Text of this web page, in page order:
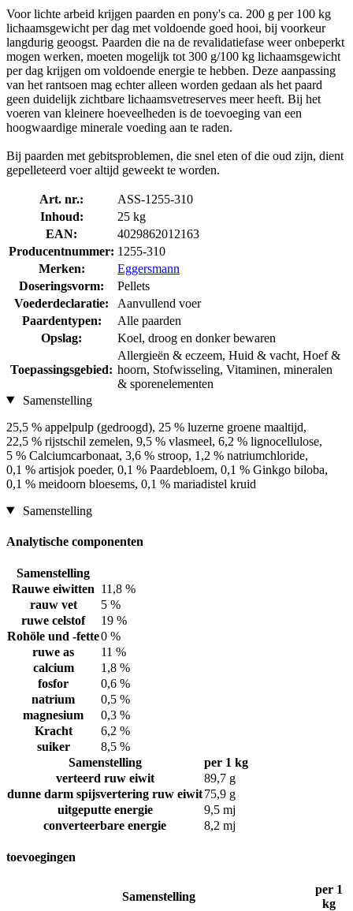
Voor lichte arbeid krijgen paarden en pony's ca. 200 g per 100 kg
lichaamsgewicht per dag met voldoende goed hooi, bij voorkeur
langdurig geoogst. Paarden die na de revalidatiefase weer onbeperkt
mogen werken, moeten mogelijk tot 300 g/100 kg lichaamsgewicht
per dag krijgen om voldoende energie te hebben. Deze aanpassing
van het rantsoen mag echter alleen worden gedaan als het paard
geen duidelijk zichtbare lichaamsvetreserves meer heeft. Bij het
voeren van kleinere hoeveelheden is de toevoeging van een
hoogwaardige minerale voeding aan te raden.
Bij paarden met gebitsproblemen, die snel eten of die oud zijn, dient
gepelleteerd voer altijd geweekt te worden.
Art. nr.:
ASS-1255-310
Inhoud:
25 kg
EAN:
4029862012163
Producentnummer: 1255-310
Merken:
Eggersmann
Doseringsvorm:
Pellets
Voederdeclaratie:
Aanvullend voer
Paardentypen:
Alle paarden
Opslag:
Koel, droog en donker bewaren
Toepassingsgebied:
Allergieën & eczeem, Huid & vacht, Hoef &
hoorn, Stofwisseling, Vitaminen, mineralen
& sporenelementen
Samenstelling
25,5 % appelpulp (gedroogd), 25 % luzerne groene maaltijd,
22,5 % rijstschil zemelen, 9,5 % vlasmeel, 6,2 % lignocellulose,
5 % Calciumcarbonaat, 3,6 % stroop, 1,2 % natriumchloride,
0,1 % artisjok poeder, 0,1 % Paardebloem, 0,1 % Ginkgo biloba,
0,1 % meidoorn bloesems, 0,1 % mariadistel kruid
Samenstelling
Analytische componenten
Samenstelling
Rauwe eiwitten 11,8 %
rauw vet
5 %
ruwe celstof
19 %
Rohöle und -fette0 %
ruwe as
11 %
calcium
1,8 %
fosfor
0,6 %
natrium
0,5 %
magnesium
0,3 %
Kracht
6,2 %
suiker
8,5 %
Samenstelling
per 1 kg
verteerd ruw eiwit
89,7 g
dunne darm spijsvertering ruw eiwit75,9 g
uitgeputte energie
9,5 mj
converteerbare energie
8,2 mj
toevoegingen
Samenstelling
per 1
kg